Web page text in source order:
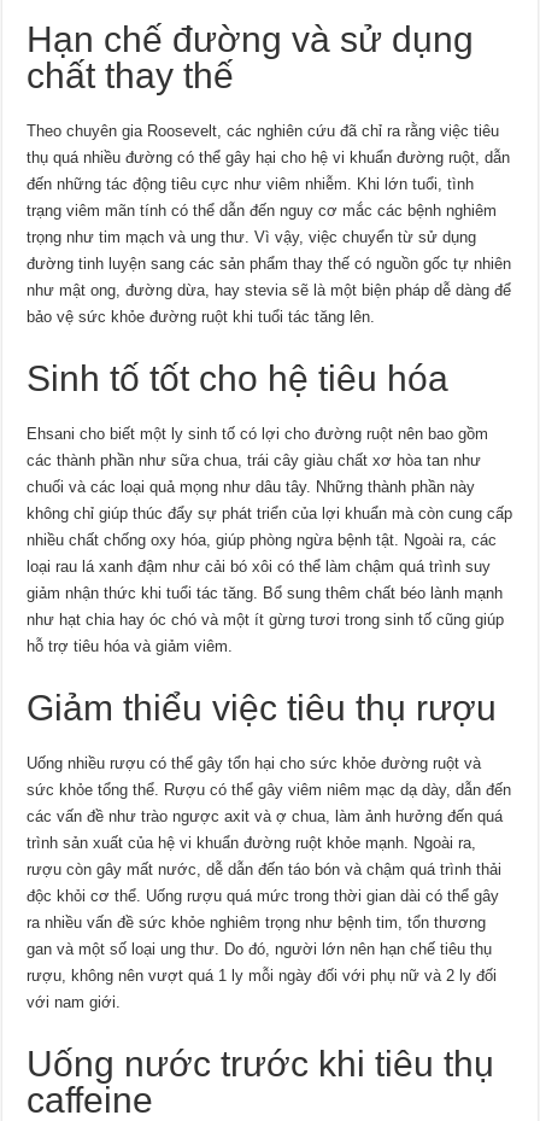
Hạn chế đường và sử dụng
chất thay thế
Theo chuyên gia Roosevelt, các nghiên cứu đã chỉ ra rằng việc tiêu
thụ quá nhiều đường có thể gây hại cho hệ vi khuẩn đường ruột, dẫn
đến những tác động tiêu cực như viêm nhiễm. Khi lớn tuổi, tình
trạng viêm mãn tính có thể dẫn đến nguy cơ mắc các bệnh nghiêm
trọng như tim mạch và ung thư. Vì vậy, việc chuyển từ sử dụng
đường tinh luyện sang các sản phẩm thay thế có nguồn gốc tự nhiên
như mật ong, đường dừa, hay stevia sẽ là một biện pháp dễ dàng để
bảo vệ sức khỏe đường ruột khi tuổi tác tăng lên.
Sinh tố tốt cho hệ tiêu hóa
Ehsani cho biết một ly sinh tố có lợi cho đường ruột nên bao gồm
các thành phần như sữa chua, trái cây giàu chất xơ hòa tan như
chuối và các loại quả mọng như dâu tây. Những thành phần này
không chỉ giúp thúc đẩy sự phát triển của lợi khuẩn mà còn cung cấp
nhiều chất chống oxy hóa, giúp phòng ngừa bệnh tật. Ngoài ra, các
loại rau lá xanh đậm như cải bó xôi có thể làm chậm quá trình suy
giảm nhận thức khi tuổi tác tăng. Bổ sung thêm chất béo lành mạnh
như hạt chia hay óc chó và một ít gừng tươi trong sinh tố cũng giúp
hỗ trợ tiêu hóa và giảm viêm.
Giảm thiểu việc tiêu thụ rượu
Uống nhiều rượu có thể gây tổn hại cho sức khỏe đường ruột và
sức khỏe tổng thể. Rượu có thể gây viêm niêm mạc dạ dày, dẫn đến
các vấn đề như trào ngược axit và ợ chua, làm ảnh hưởng đến quá
trình sản xuất của hệ vi khuẩn đường ruột khỏe mạnh. Ngoài ra,
rượu còn gây mất nước, dễ dẫn đến táo bón và chậm quá trình thải
độc khỏi cơ thể. Uống rượu quá mức trong thời gian dài có thể gây
ra nhiều vấn đề sức khỏe nghiêm trọng như bệnh tim, tổn thương
gan và một số loại ung thư. Do đó, người lớn nên hạn chế tiêu thụ
rượu, không nên vượt quá 1 ly mỗi ngày đối với phụ nữ và 2 ly đối
với nam giới.
Uống nước trước khi tiêu thụ
caffeine